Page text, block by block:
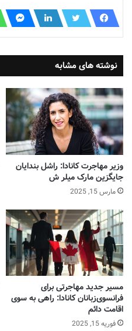
هشتم در سال
نشان‌دهنده اعتبار کیفیت
استراتژیک ونکوور به عنوان
سراسر جهان است.
گرفتند. این شهرها شامل:
ونکوور
– رتبه ۷
تورنتو– رتبه ۱۳
اتاوا– رتبه ۲۰
مونترال
کلگری– رتبه ۲۵
این رتبه‌ها نشان می‌دهند
استانداردهای بالایی رسیده
لس‌آنجلس (رتبه ۴۴) و نیویورک (رتبه ۴۵) پیشی بگیرند.
سیستم رتبه‌بندی مرسر به
نوشته های مشابه
وزیر مهاجرت کانادا: راشل بندایان
جایگزین مارک میلر ش
مارس 15, 2025
مسیر جدید مهاجرتی برای
فرانسوی‌زبانان کانادا: راهی به سوی
اقامت دائم
فوریه 15, 2025